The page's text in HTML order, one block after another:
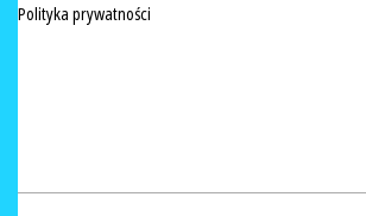
Polityka prywatności